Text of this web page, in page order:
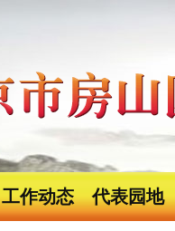
工作动态 代表园地